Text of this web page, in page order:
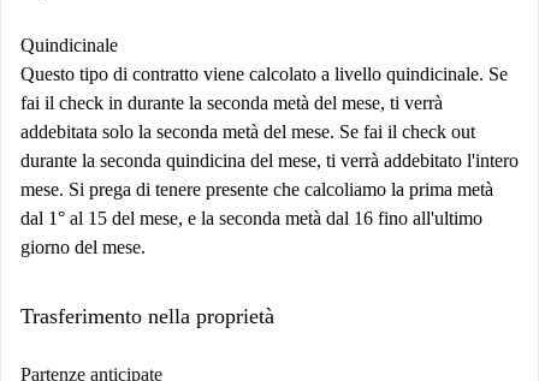
Quindicinale
Questo tipo di contratto viene calcolato a livello quindicinale. Se
fai il check in durante la seconda metà del mese, ti verrà
addebitata solo la seconda metà del mese. Se fai il check out
durante la seconda quindicina del mese, ti verrà addebitato l'intero
mese. Si prega di tenere presente che calcoliamo la prima metà
dal 1° al 15 del mese, e la seconda metà dal 16 fino all'ultimo
giorno del mese.
Trasferimento nella proprietà
Partenze anticipate